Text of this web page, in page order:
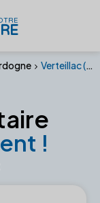
Verteillac (24320)
!